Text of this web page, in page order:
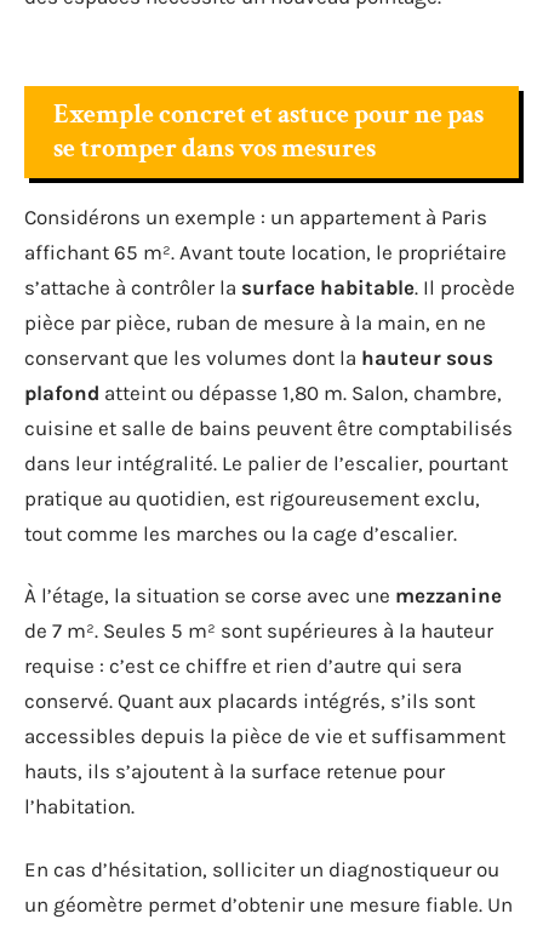
Exemple concret et astuce pour ne pas
se tromper dans vos mesures
Considérons un exemple : un appartement à Paris
affichant 65 m². Avant toute location, le propriétaire
s’attache à contrôler la surface habitable. Il procède
pièce par pièce, ruban de mesure à la main, en ne
conservant que les volumes dont la hauteur sous
plafond atteint ou dépasse 1,80 m. Salon, chambre,
cuisine et salle de bains peuvent être comptabilisés
dans leur intégralité. Le palier de l’escalier, pourtant
pratique au quotidien, est rigoureusement exclu,
tout comme les marches ou la cage d’escalier.
À l’étage, la situation se corse avec une mezzanine
de 7 m². Seules 5 m² sont supérieures à la hauteur
requise : c’est ce chiffre et rien d’autre qui sera
conservé. Quant aux placards intégrés, s’ils sont
accessibles depuis la pièce de vie et suffisamment
hauts, ils s’ajoutent à la surface retenue pour
l’habitation.
En cas d’hésitation, solliciter un diagnostiqueur ou
un géomètre permet d’obtenir une mesure fiable. Un